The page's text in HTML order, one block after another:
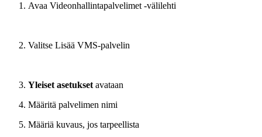
Avaa Videonhallintapalvelimet -välilehti
Valitse Lisää VMS-palvelin
Yleiset asetukset avataan
Määritä palvelimen nimi
Määriä kuvaus, jos tarpeellista